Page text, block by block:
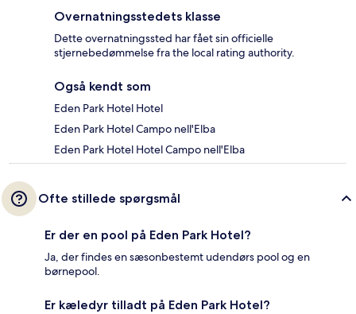
Overnatningsstedets klasse
Dette overnatningssted har fået sin officielle
stjernebedømmelse fra the local rating authority.
Også kendt som
Eden Park Hotel Hotel
Eden Park Hotel Campo nell'Elba
Eden Park Hotel Hotel Campo nell'Elba
Ofte stillede spørgsmål
Er der en pool på Eden Park Hotel?
Ja, der findes en sæsonbestemt udendørs pool og en
børnepool.
Er kæledyr tilladt på Eden Park Hotel?